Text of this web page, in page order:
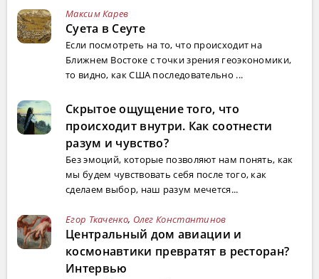
Максим Карев
Суета в Сеуте
Если посмотреть на то, что происходит на
Ближнем Востоке с точки зрения геоэкономики,
то видно, как США последовательно ...
Скрытое ощущение того, что
происходит внутри. Как соотнести
разум и чувство?
Без эмоций, которые позволяют нам понять, как
мы будем чувствовать себя после того, как
сделаем выбор, наш разум мечется...
Егор Ткаченко, Олег Константинов
Центральный дом авиации и
космонавтики превратят в ресторан?
Интервью